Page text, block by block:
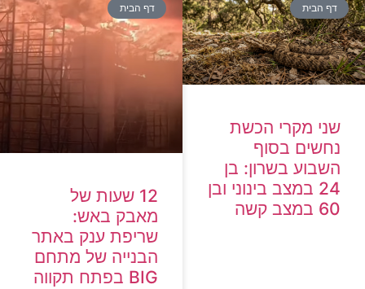
דף הבית
שני מקרי הכשת
נחשים בסוף
השבוע בשרון: בן
24 במצב בינוני ובן
60 במצב קשה
דף הבית
12 שעות של
מאבק באש:
שריפת ענק באתר
הבנייה של מתחם
BIG בפתח תקווה